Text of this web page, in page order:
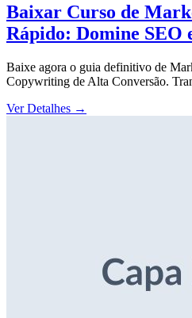
Baixar Curso de
Rápido: Domine SEO
Baixe agora o guia definitivo de
Copywriting de Alta Conversão.
Ver Detalhes →